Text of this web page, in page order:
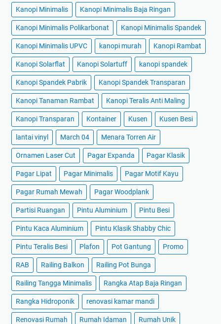
Kanopi Minimalis Kanopi Minimalis Baja Ringan
Kanopi Minimalis Polikarbonat Kanopi Minimalis Spandek
Kanopi Minimalis UPVC kanopi murah Kanopi Rambat
Kanopi Solarflat Kanopi Solartuff kanopi spandek
Kanopi Spandek Pabrik Kanopi Spandek Transparan
Kanopi Tanaman Rambat Kanopi Teralis Anti Maling
Kanopi Transparan Kontainer Kusen Kusen Besi
lantai vinyl March 04 Menara Torren Air
Ornamen Laser Cut Pagar Expanda Pagar Klasik
Pagar Lipat Pagar Minimalis Pagar Motif Kayu
Pagar Rumah Mewah Pagar Woodplank
Partisi Ruangan Pintu Aluminium Pintu Besi
Pintu Kaca Aluminium Pintu Klasik Shabby Chic
Pintu Teralis Besi Plafon Pot Gantung Promo
RAB Railing Balkon Railing Pot Bunga
Railing Tangga Minimalis Rangka Atap Baja Ringan
Rangka Hidroponik renovasi kamar mandi
Renovasi Rumah Rumah Idaman Rumah Unik